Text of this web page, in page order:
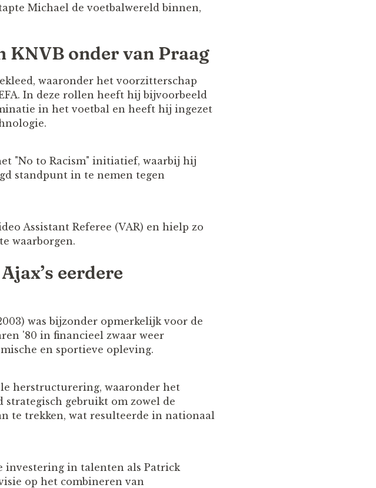
Michael de voetbalwereld binnen,
KNVB onder van Praag
waaronder het voorzitterschap
In deze rollen heeft hij bijvoorbeeld
in het voetbal en heeft hij ingezet
"No to Racism" initiatief, waarbij hij
standpunt in te nemen tegen
Assistant Referee (VAR) en hielp zo
waarborgen.
eerdere
was bijzonder opmerkelijk voor de
'80 in financieel zwaar weer
en sportieve opleving.
herstructurering, waaronder het
strategisch gebruikt om zowel de
te trekken, wat resulteerde in nationaal
investering in talenten als Patrick
op het combineren van